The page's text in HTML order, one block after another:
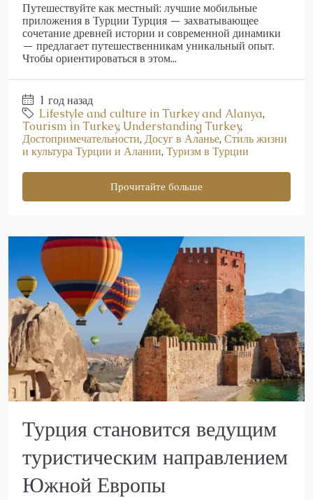
Путешествуйте как местный: лучшие мобильные
приложения в Турции Турция — захватывающее
сочетание древней истории и современной динамики
— предлагает путешественникам уникальный опыт.
Чтобы ориентироваться в этом...
1 год назад
Lifestyle and culture in Turkey and Alanya,
Tourism in Turkey, Understanding Turkey,
Достопримечательности, Досуг в Аланье, Стиль жизни
и культура Турции и Алании, Туризм в Турции
Прочитайте больше
Турция становится ведущим
туристическим направлением
Южной Европы